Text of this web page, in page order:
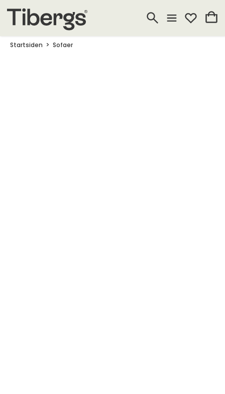
Startsiden Sofaer